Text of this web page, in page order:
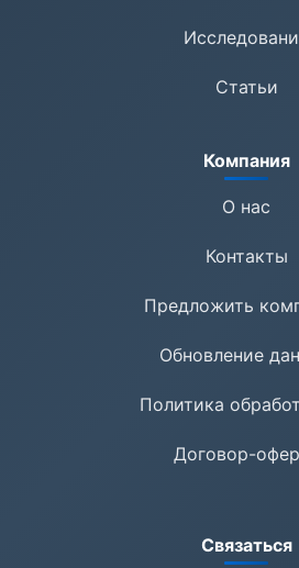
Статьи
Компания
О нас
Контакты
Предложить
Обновление
Политика
Договор-
Связаться